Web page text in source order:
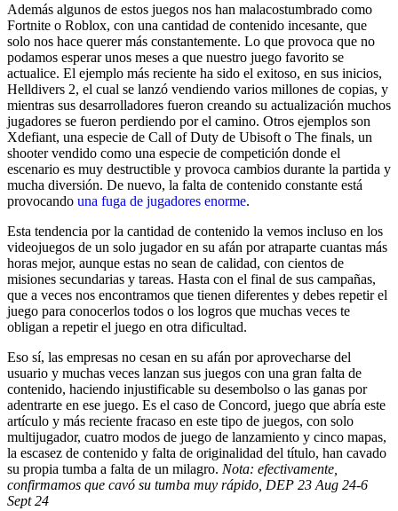
Además algunos de estos juegos nos han malacostumbrado como
Fortnite o Roblox, con una cantidad de contenido incesante, que
solo nos hace querer más constantemente. Lo que provoca que no
podamos esperar unos meses a que nuestro juego favorito se
actualice. El ejemplo más reciente ha sido el exitoso, en sus inicios,
Helldivers 2, el cual se lanzó vendiendo varios millones de copias, y
mientras sus desarrolladores fueron creando su actualización muchos
jugadores se fueron perdiendo por el camino. Otros ejemplos son
Xdefiant, una especie de Call of Duty de Ubisoft o The finals, un
shooter vendido como una especie de competición donde el
escenario es muy destructible y provoca cambios durante la partida y
mucha diversión. De nuevo, la falta de contenido constante está
provocando una fuga de jugadores enorme.
Esta tendencia por la cantidad de contenido la vemos incluso en los
videojuegos de un solo jugador en su afán por atraparte cuantas más
horas mejor, aunque estas no sean de calidad, con cientos de
misiones secundarias y tareas. Hasta con el final de sus campañas,
que a veces nos encontramos que tienen diferentes y debes repetir el
juego para conocerlos todos o los logros que muchas veces te
obligan a repetir el juego en otra dificultad.
Eso sí, las empresas no cesan en su afán por aprovecharse del
usuario y muchas veces lanzan sus juegos con una gran falta de
contenido, haciendo injustificable su desembolso o las ganas por
adentrarte en ese juego. Es el caso de Concord, juego que abría este
artículo y más reciente fracaso en este tipo de juegos, con solo
multijugador, cuatro modos de juego de lanzamiento y cinco mapas,
la escasez de contenido y falta de originalidad del título, han cavado
su propia tumba a falta de un milagro. Nota: efectivamente,
confirmamos que cavó su tumba muy rápido, DEP 23 Aug 24-6
Sept 24